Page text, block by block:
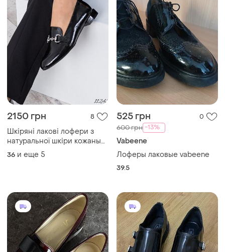
2150 грн 8
Шкіряні лакові лофери з
натуральної шкіри кожаные
лаковые лоферы
натуральная кожа
36 и еще 5
525 грн 0
600 грн -13%
Vabeene
Лоферы лаковые vabeene
39.5